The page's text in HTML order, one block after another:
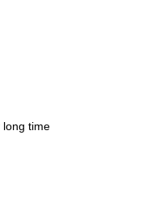
long time